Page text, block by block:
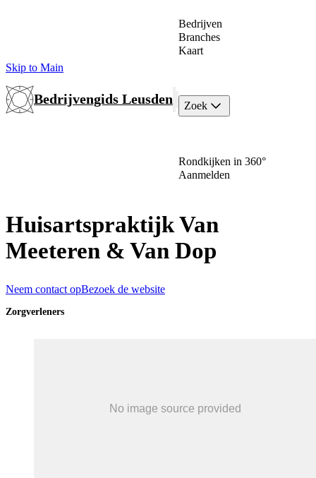
Skip to Main
Bedrijvengids Leusden
Bedrijven
Branches
Kaart
Zoek
Rondkijken in 360°
Aanmelden
Huisartspraktijk Van
Meeteren & Van Dop
Neem contact opBezoek de website
Zorgverleners